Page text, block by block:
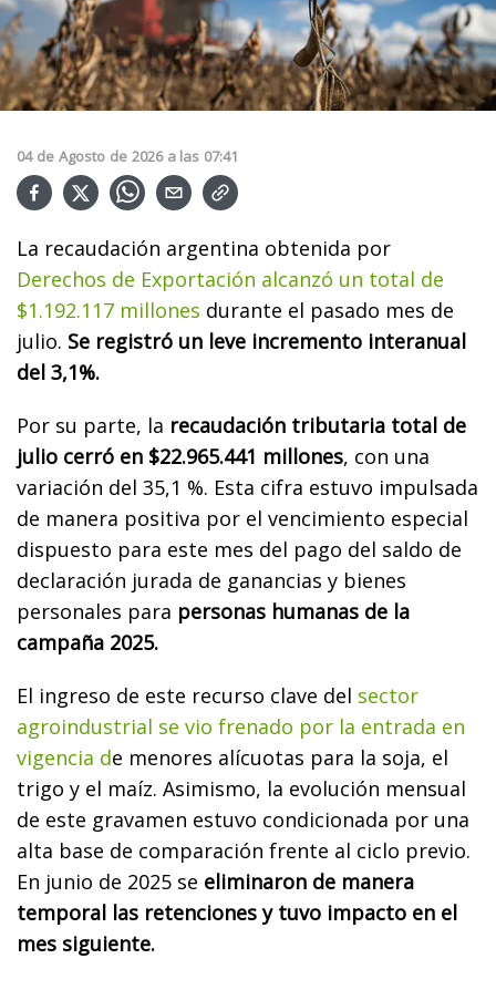
04 de Agosto de 2026 a las 07:41
La recaudación argentina obtenida por
Derechos de Exportación alcanzó un total de
$1.192.117 millones durante el pasado mes de
julio. Se registró un leve incremento interanual
del 3,1%.
Por su parte, la recaudación tributaria total de
julio cerró en $22.965.441 millones, con una
variación del 35,1 %. Esta cifra estuvo impulsada
de manera positiva por el vencimiento especial
dispuesto para este mes del pago del saldo de
declaración jurada de ganancias y bienes
personales para personas humanas de la
campaña 2025.
El ingreso de este recurso clave del sector
agroindustrial se vio frenado por la entrada en
vigencia de menores alícuotas para la soja, el
trigo y el maíz. Asimismo, la evolución mensual
de este gravamen estuvo condicionada por una
alta base de comparación frente al ciclo previo.
En junio de 2025 se eliminaron de manera
temporal las retenciones y tuvo impacto en el
mes siguiente.